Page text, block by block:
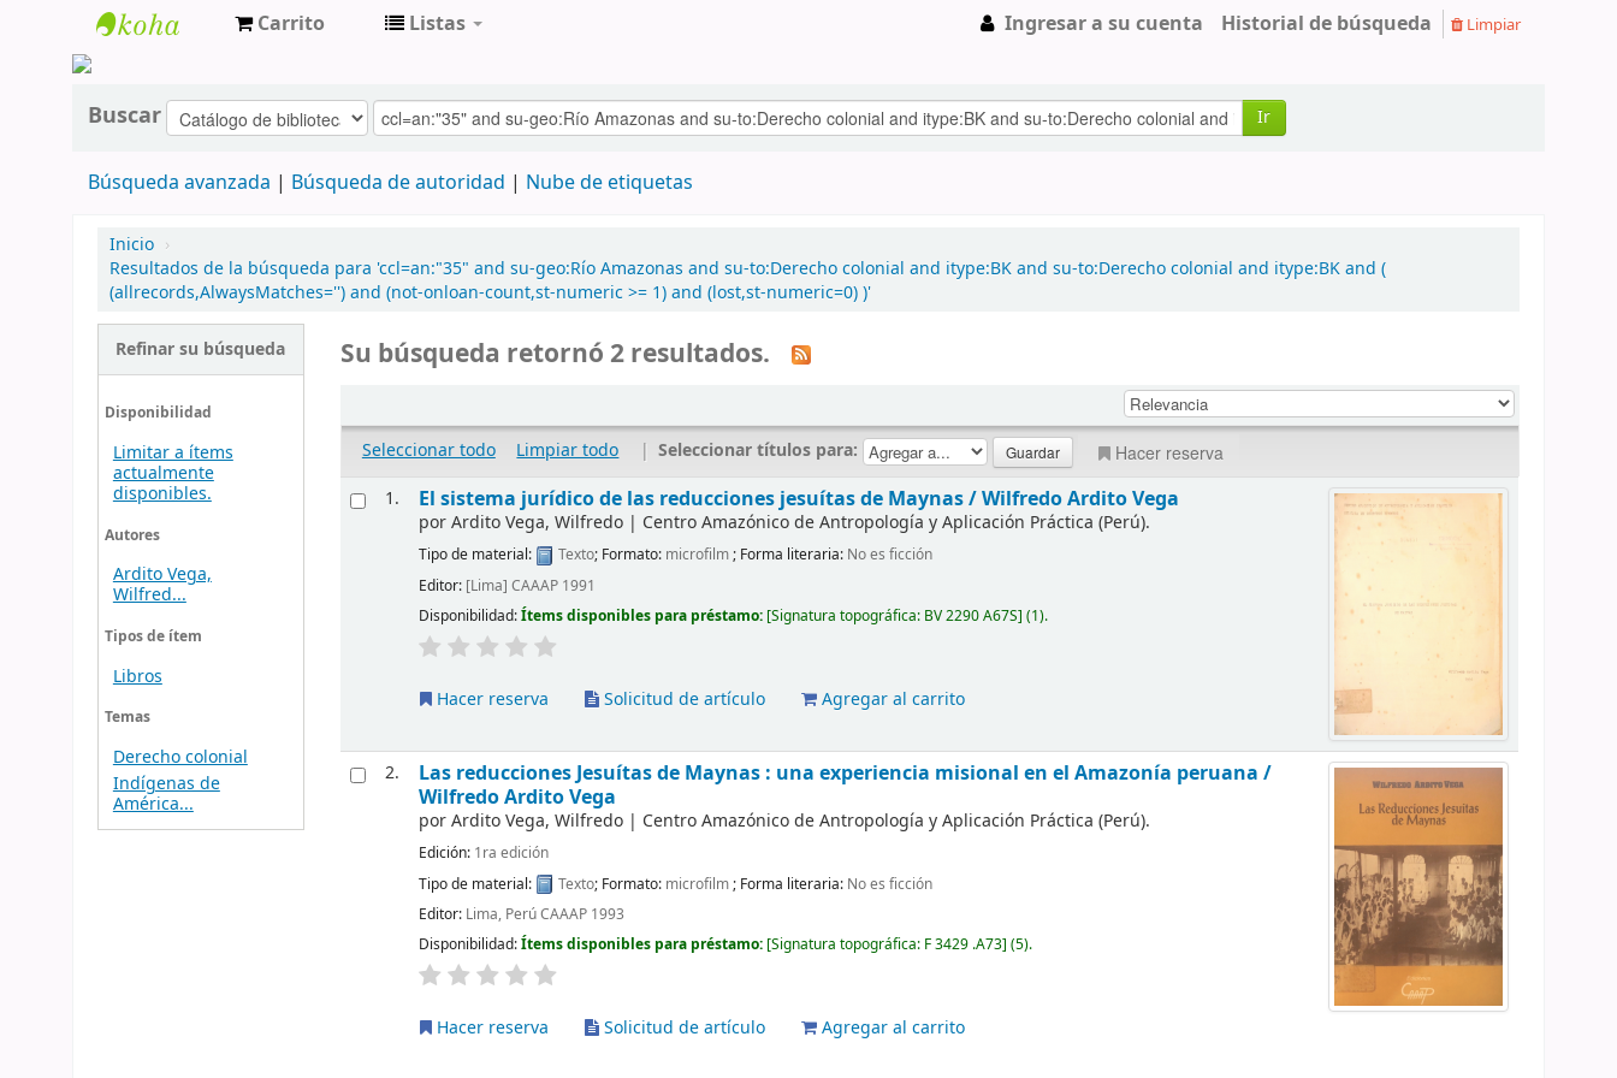
Carrito Listas Ingresar a su cuenta Historial de búsqueda Limpiar
Buscar Ir
Búsqueda avanzada Búsqueda de autoridad Nube de etiquetas
Inicio ›
Resultados de la búsqueda para 'ccl=an:"35" and su-geo:Río Amazonas and su-to:Derecho colonial and itype:BK and su-to:Derecho colonial and itype:BK and (
(allrecords,AlwaysMatches='') and (not-onloan-count,st-numeric >= 1) and (lost,st-numeric=0) )'
Refinar su búsqueda
Disponibilidad
Limitar a ítems
actualmente
disponibles.
Autores
Ardito Vega,
Wilfred...
Tipos de ítem
Libros
Temas
Derecho colonial
Indígenas de
América...
Su búsqueda retornó 2 resultados.
Seleccionar todo Limpiar todo | Seleccionar títulos para: Hacer reserva
1. El sistema jurídico de las reducciones jesuítas de Maynas /Wilfredo Ardito Vega
porArdito Vega, Wilfredo | Centro Amazónico de Antropología y Aplicación Práctica (Perú).
Tipo de material: Texto; Formato: microfilm; Forma literaria: No es ficción
Editor: [Lima] CAAAP 1991
Disponibilidad:Ítems disponibles para préstamo: Signatura topográfica: BV 2290 A67S (1).
Hacer reserva Solicitud de artículo Agregar al carrito
2.
Las reducciones Jesuítas de Maynas : una experiencia misional en el Amazonía peruana /
Wilfredo Ardito Vega
porArdito Vega, Wilfredo | Centro Amazónico de Antropología y Aplicación Práctica (Perú).
Edición: 1ra edición
Tipo de material:
Texto; Formato: microfilm; Forma literaria: No es ficción
Editor: Lima, Perú CAAAP 1993
Disponibilidad:Ítems disponibles para préstamo: Signatura topográfica: F 3429 .A73 (5).
Hacer reserva Solicitud de artículo Agregar al carrito